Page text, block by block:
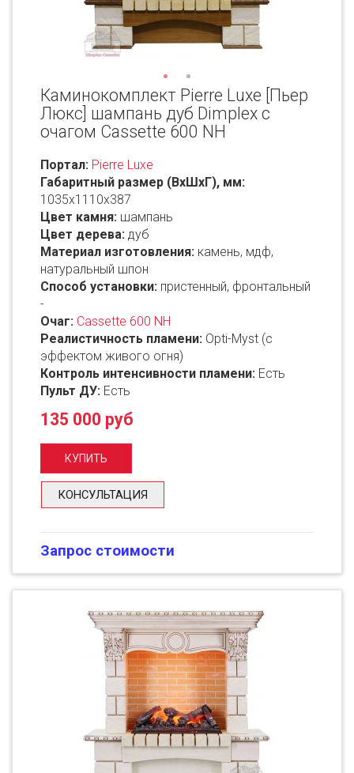
Каминокомплект Pierre Luxe [Пьер
Люкс] шампань дуб Dimplex с
очагом Cassette 600 NH
Портал: Pierre Luxe
Габаритный размер (ВxШxГ), мм:
1035х1110x387
Цвет камня: шампань
Цвет дерева: дуб
Материал изготовления: камень, мдф,
натуральный шпон
Способ установки: пристенный, фронтальный
-
Очаг: Cassette 600 NH
Реалистичность пламени: Opti-Myst (с
эффектом живого огня)
Контроль интенсивности пламени: Есть
Пульт ДУ: Есть
135 000 руб
КОНСУЛЬТАЦИЯ
Запрос стоимости